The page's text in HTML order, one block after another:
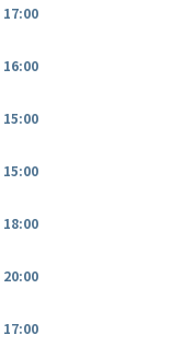
17:00
16:00
15:00
15:00
18:00
20:00
17:00